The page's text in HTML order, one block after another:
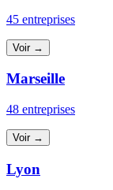
45 entreprises
Voir →
Marseille
48 entreprises
Voir →
Lyon